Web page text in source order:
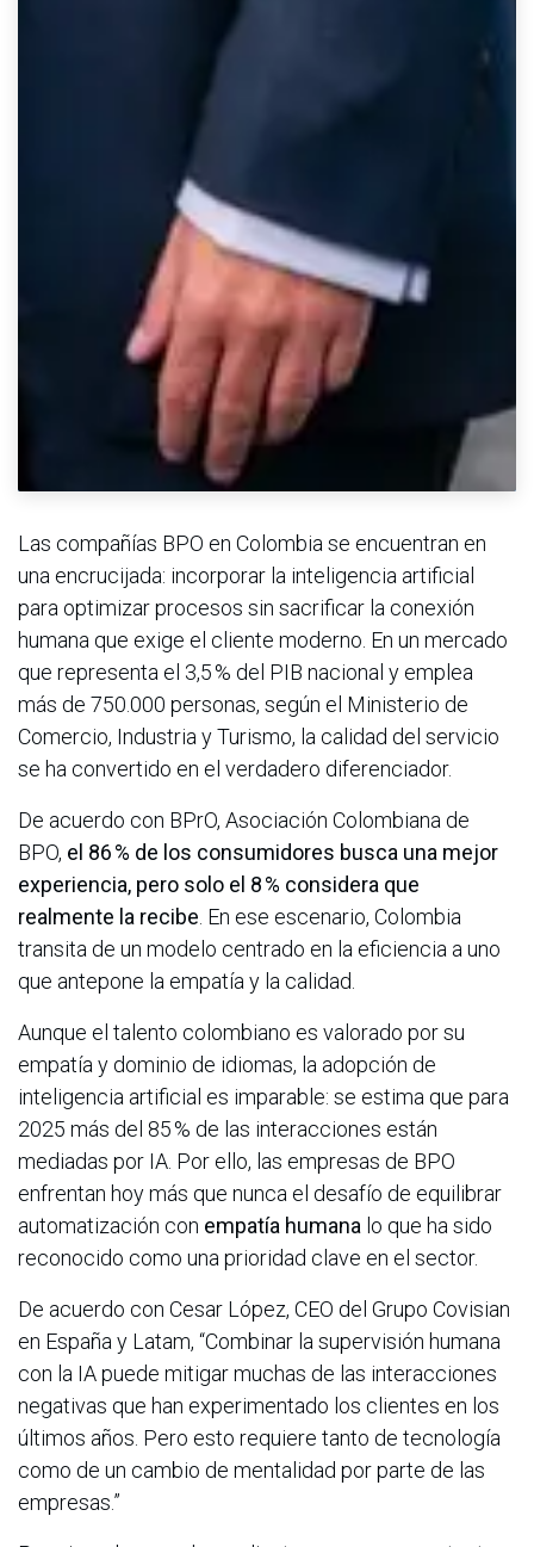
Las compañías BPO en Colombia se encuentran en
una encrucijada: incorporar la inteligencia artificial
para optimizar procesos sin sacrificar la conexión
humana que exige el cliente moderno. En un mercado
que representa el 3,5 % del PIB nacional y emplea
más de 750.000 personas, según el Ministerio de
Comercio, Industria y Turismo, la calidad del servicio
se ha convertido en el verdadero diferenciador.
De acuerdo con BPrO, Asociación Colombiana de
BPO, el 86 % de los consumidores busca una mejor
experiencia, pero solo el 8 % considera que
realmente la recibe. En ese escenario, Colombia
transita de un modelo centrado en la eficiencia a uno
que antepone la empatía y la calidad.
Aunque el talento colombiano es valorado por su
empatía y dominio de idiomas, la adopción de
inteligencia artificial es imparable: se estima que para
2025 más del 85 % de las interacciones están
mediadas por IA. Por ello, las empresas de BPO
enfrentan hoy más que nunca el desafío de equilibrar
automatización con empatía humana lo que ha sido
reconocido como una prioridad clave en el sector.
De acuerdo con Cesar López, CEO del Grupo Covisian
en España y Latam, “Combinar la supervisión humana
con la IA puede mitigar muchas de las interacciones
negativas que han experimentado los clientes en los
últimos años. Pero esto requiere tanto de tecnología
como de un cambio de mentalidad por parte de las
empresas.”